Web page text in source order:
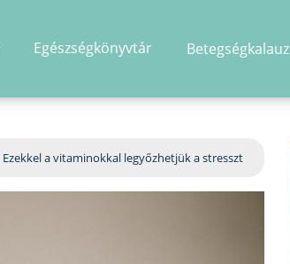
Egészségkönyvtár Betegségkalauz
Ezekkel a vitaminokkal legyőzhetjük a stresszt